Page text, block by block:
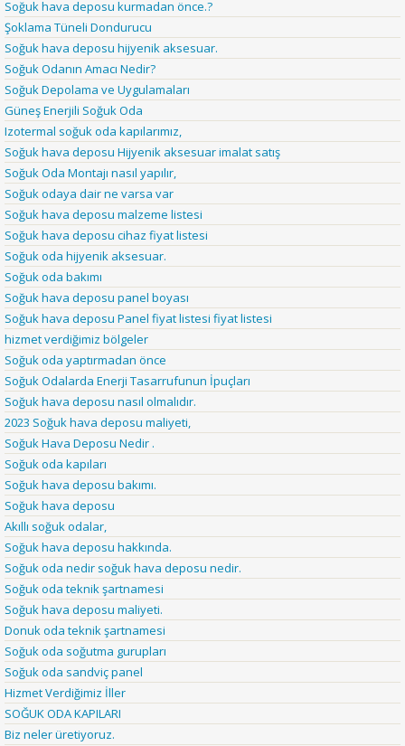
Soğuk hava deposu kurmadan önce.?
Şoklama Tüneli Dondurucu
Soğuk hava deposu hijyenik aksesuar.
Soğuk Odanın Amacı Nedir?
Soğuk Depolama ve Uygulamaları
Güneş Enerjili Soğuk Oda
Izotermal soğuk oda kapılarımız,
Soğuk hava deposu Hijyenik aksesuar imalat satış
Soğuk Oda Montajı nasıl yapılır,
Soğuk odaya dair ne varsa var
Soğuk hava deposu malzeme listesi
Soğuk hava deposu cihaz fiyat listesi
Soğuk oda hijyenik aksesuar.
Soğuk oda bakımı
Soğuk hava deposu panel boyası
Soğuk hava deposu Panel fiyat listesi fiyat listesi
hizmet verdiğimiz bölgeler
Soğuk oda yaptırmadan önce
Soğuk Odalarda Enerji Tasarrufunun İpuçları
Soğuk hava deposu nasıl olmalıdır.
2023 Soğuk hava deposu maliyeti,
Soğuk Hava Deposu Nedir .
Soğuk oda kapıları
Soğuk hava deposu bakımı.
Soğuk hava deposu
Akıllı soğuk odalar,
Soğuk hava deposu hakkında.
Soğuk oda nedir soğuk hava deposu nedir.
Soğuk oda teknik şartnamesi
Soğuk hava deposu maliyeti.
Donuk oda teknik şartnamesi
Soğuk oda soğutma gurupları
Soğuk oda sandviç panel
Hizmet Verdiğimiz İller
SOĞUK ODA KAPILARI
Biz neler üretiyoruz.